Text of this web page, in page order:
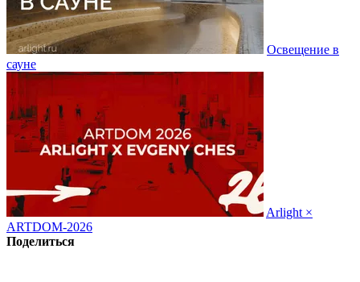
Освещение в
сауне
Arlight ×
ARTDOM-2026
Поделиться